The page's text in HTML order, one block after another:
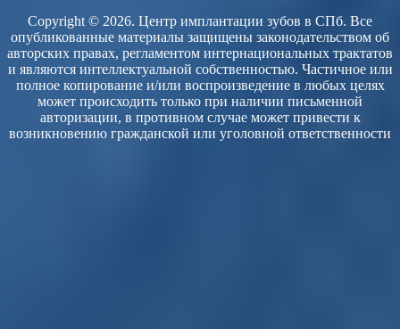
Copyright © 2026. Центр имплантации зубов в СПб. Все
опубликованные материалы защищены законодательством об
авторских правах, регламентом интернациональных трактатов
и являются интеллектуальной собственностью. Частичное или
полное копирование и/или воспроизведение в любых целях
может происходить только при наличии письменной
авторизации, в противном случае может привести к
возникновению гражданской или уголовной ответственности